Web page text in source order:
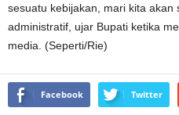
sesuatu kebijakan, mari kita akan
administratif, ujar Bupati ketika
media. (Seperti/Rie)
Facebook Twitter